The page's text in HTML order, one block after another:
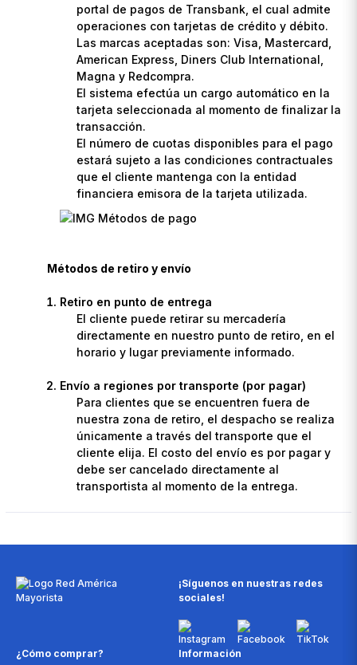
portal de pagos de Transbank, el cual admite
operaciones con tarjetas de crédito y débito.
Las marcas aceptadas son: Visa, Mastercard,
American Express, Diners Club International,
Magna y Redcompra.
El sistema efectúa un cargo automático en la
tarjeta seleccionada al momento de finalizar la
transacción.
El número de cuotas disponibles para el pago
estará sujeto a las condiciones contractuales
que el cliente mantenga con la entidad
financiera emisora de la tarjeta utilizada.
Métodos de retiro y envío
Retiro en punto de entrega
El cliente puede retirar su mercadería
directamente en nuestro punto de retiro, en el
horario y lugar previamente informado.
Envío a regiones por transporte (por pagar)
Para clientes que se encuentren fuera de
nuestra zona de retiro, el despacho se realiza
únicamente a través del transporte que el
cliente elija. El costo del envío es por pagar y
debe ser cancelado directamente al
transportista al momento de la entrega.
¡Síguenos en nuestras redes
sociales!
¿Cómo comprar? Información